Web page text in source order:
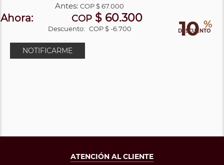
10 %
DESCUENTO
Antes:COP$ 67.000
Ahora: COP $ 60.300
Descuento: COP $ -6.700
NOTIFICARME
ATENCIÓN AL CLIENTE